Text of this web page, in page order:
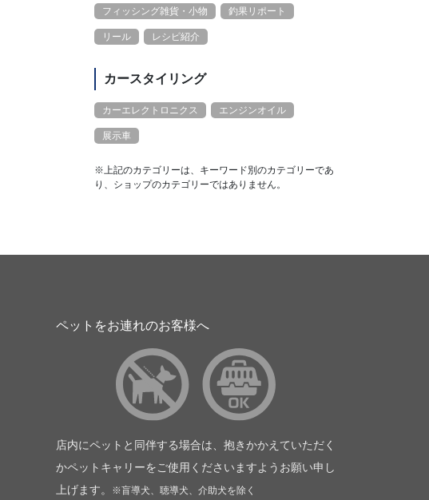
フィッシング雑貨・小物 釣果リポート
リール レシピ紹介
カースタイリング
カーエレクトロニクス エンジンオイル
展示車
※上記のカテゴリーは、キーワード別のカテゴリーであ
り、ショップのカテゴリーではありません。
ペットをお連れのお客様へ
店内にペットと同伴する場合は、抱きかかえていただく
かペットキャリーをご使用くださいますようお願い申し
上げます。
※盲導犬、聴導犬、介助犬を除く